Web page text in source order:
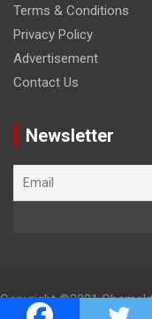
Terms & Conditions
Privacy Policy
Advertisement
Contact Us
Newsletter
Copyright©2021